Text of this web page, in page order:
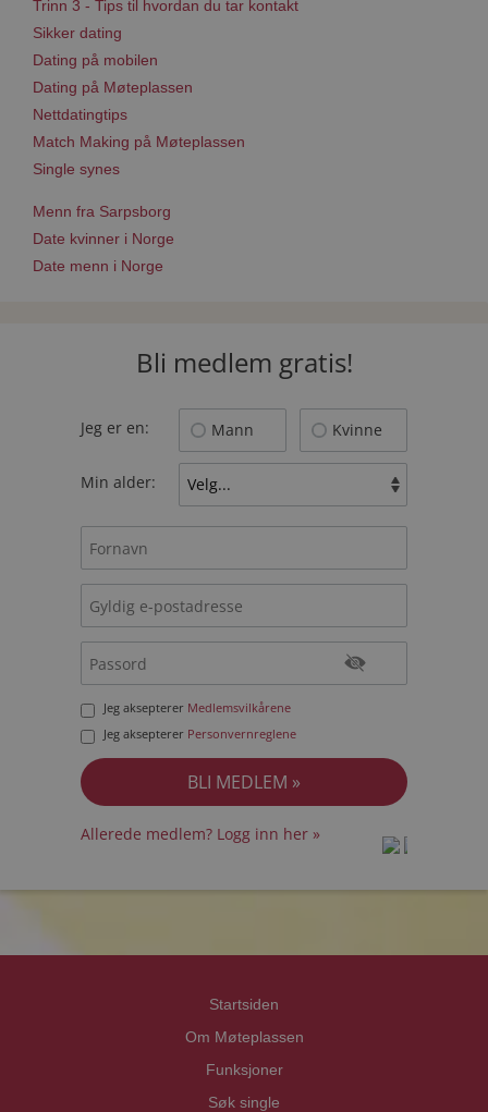
Trinn 3 - Tips til hvordan du tar kontakt
Sikker dating
Dating på mobilen
Dating på Møteplassen
Nettdatingtips
Match Making på Møteplassen
Single synes
Menn fra Sarpsborg
Date kvinner i Norge
Date menn i Norge
Bli medlem gratis!
Jeg er en: Mann Kvinne
Min alder:
Jeg aksepterer Medlemsvilkårene
Jeg aksepterer Personvernreglene
Allerede medlem? Logg inn her »
Startsiden
Om Møteplassen
Funksjoner
Søk single